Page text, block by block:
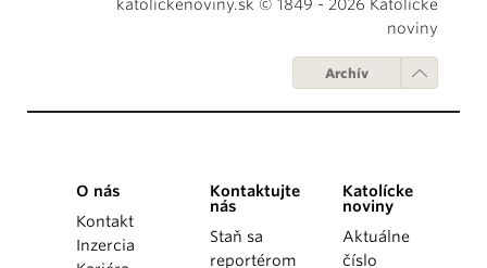
katolickenoviny.sk © 1849 - 2026 Katolícke
noviny
Archív
O nás
Kontakt
Inzercia
Kontaktujte
nás
Staň sa
reportérom
Katolícke
noviny
Aktuálne
číslo